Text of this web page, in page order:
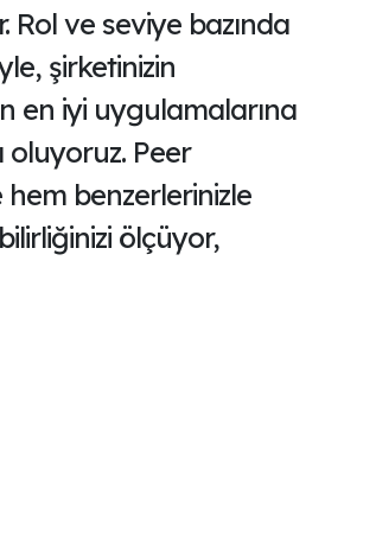
ve seviye bazında
şirketinizin
en iyi uygulamalarına
oluyoruz. Peer
hem benzerlerinizle
ölçüyor,